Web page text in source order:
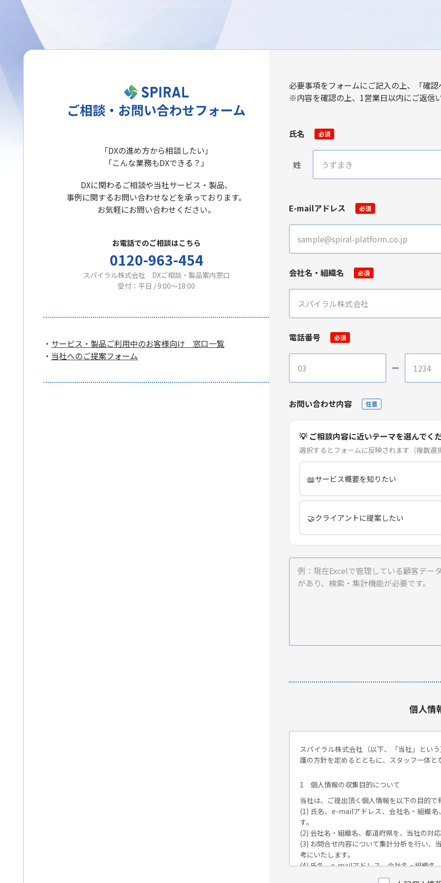
ご相談・お問い合わせフォーム
「DXの進め方から相談したい」
「こんな業務もDXできる？」
DXに関わるご相談や当社サービス・製品、
事例に関するお問い合わせなどを承っております。
お気軽にお問い合わせください。
お電話でのご相談はこちら
0120-963-454
スパイラル株式会社 DXご相談・製品案内窓口
受付：平日 / 9:00〜18:00
・ サービス・製品ご利用中のお客様向け 窓口一覧
・ 当社へのご提案フォーム
必要事項をフォームにご記入の上、「確
※内容を確認の上、1営業日以内にご返信
氏名 必須
姓
E-mailアドレス 必須
会社名・組織名 必須
電話番号 必須
お問い合わせ内容 任意
💡 ご相談内容に近いテーマを選んでく
選択するとフォームに反映されます（複数選
📖サービス概要を知りたい
🤝クライアントに提案したい
個人情
スパイラル株式会社（以下、「当社」とい
護の方針を定めるとともに、スタッフ一体
1 個人情報の収集目的について
当社は、ご提出頂く個人情報を以下の目的で
(1) 氏名、e-mailアドレス、会社名・組織
す。
(2) 会社名・組織名、都道府県を、当社の対
(3) お問合せ内容について集計分析を行い、
考にいたします。
(4) 氏名、e-mailアドレス、会社名・組織名
が独自に発信する情報（ブログ記事、ホワ